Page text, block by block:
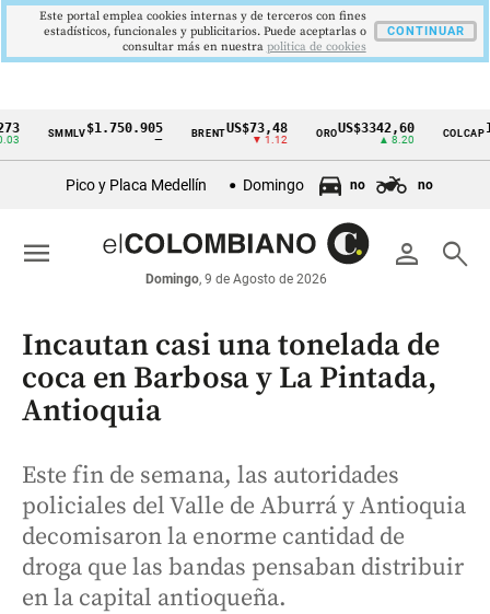
Cintillo
económicos
Colombia
SMMLV $1.750.905 BRENT US$73,48
▼ 1.12
ORO US$3342,60 COLCAP
Pico y Placa Medellín Domingo no no
person search
Domingo, 9 de Agosto de 2026
menu
Incautan casi una tonelada de
coca en Barbosa y La Pintada,
Antioquia
Este fin de semana, las autoridades
policiales del Valle de Aburrá y Antioquia
decomisaron la enorme cantidad de
droga que las bandas pensaban distribuir
en la capital antioqueña.
Este portal emplea cookies internas y de terceros con fines
estadísticos, funcionales y publicitarios. Puede aceptarlas o
consultar más en nuestra politica de cookies
CONTINUAR